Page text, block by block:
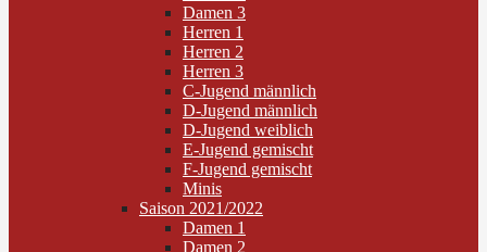
Damen 3
Herren 1
Herren 2
Herren 3
C-Jugend männlich
D-Jugend männlich
D-Jugend weiblich
E-Jugend gemischt
F-Jugend gemischt
Minis
Saison 2021/2022
Damen 1
Damen 2